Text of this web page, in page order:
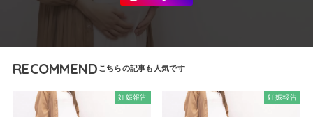
RECOMMEND
妊娠報告 妊娠報告